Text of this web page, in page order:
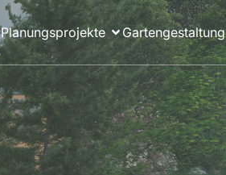
Planungsprojekte Gartengestaltung